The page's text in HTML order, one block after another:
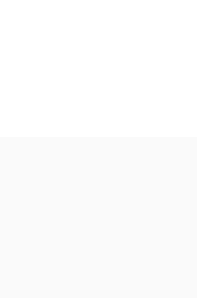
terrenos off-road.
consumo en ruta o